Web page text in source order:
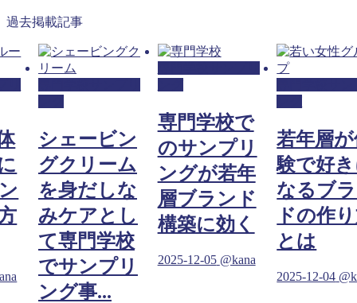
過去掲載記事
シェービン
グクリーム
を身だしな
みケアとし
て専門学校
でサンプリ
ング事...
専門学校で
のサンプリ
ングが若年
層ブランド
構築に効く
2025-12-05 @kana
若年層
験で好
なるブ
ドの作
とは
2025-12-04